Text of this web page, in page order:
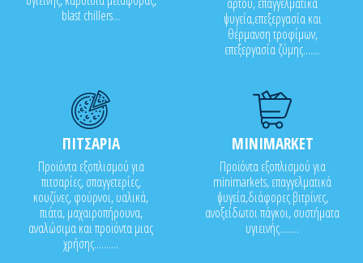
blast chillers...
ψυγεία,επεξεργασία και
θέρμανση τροφίμων,
επεξεργασία ζύμης.......
ΠΙΤΣΑΡΙΑ
Προϊόντα εξοπλισμού για
πιτσαρίες, σπαγγετερίες,
κουζίνες, φούρνοι, υαλικά,
πιάτα, μαχαιροπήρουνα,
αναλώσιμα και προϊόντα μιας
χρήσης..........
MINIMARKET
Προϊόντα εξοπλισμού για
minimarkets, επαγγελματικά
ψυγεία,διάφορες βιτρίνες,
ανοξείδωτοι πάγκοι, συστήματα
υγιεινής........